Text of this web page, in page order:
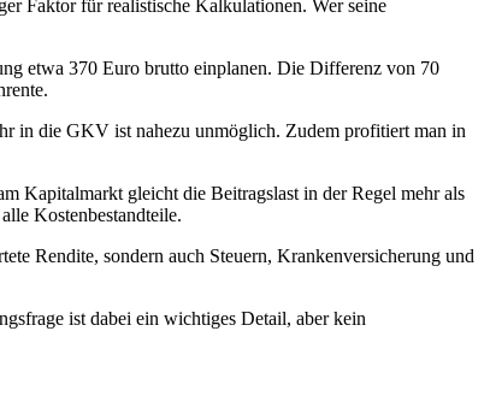
Faktor für realistische Kalkulationen. Wer seine
etwa 370 Euro brutto einplanen. Die Differenz von 70
in die GKV ist nahezu unmöglich. Zudem profitiert man in
Kapitalmarkt gleicht die Beitragslast in der Regel mehr als
Kostenbestandteile.
Rendite, sondern auch Steuern, Krankenversicherung und
ist dabei ein wichtiges Detail, aber kein